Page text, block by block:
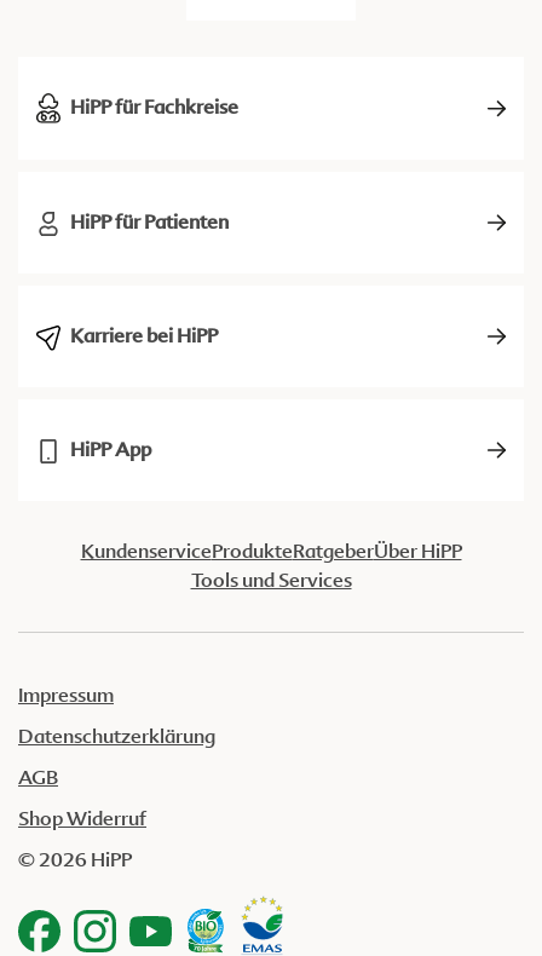
HiPP für Fachkreise
HiPP für Patienten
Karriere bei HiPP
HiPP App
KundenserviceProdukteRatgeberÜber HiPP
Tools und Services
Impressum
Datenschutzerklärung
AGB
Shop Widerruf
© 2026 HiPP